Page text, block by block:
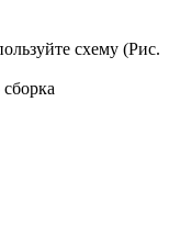
схему (Рис.